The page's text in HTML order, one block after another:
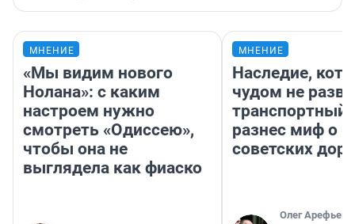
МНЕНИЕ
«Мы видим нового
Нолана»: с каким
настроем нужно
смотреть «Одиссею»,
чтобы она не
выглядела как фиаско
МНЕНИЕ
Наследие,
чудом не
транспортный
разнес миф о
советских
Олег Арефьев